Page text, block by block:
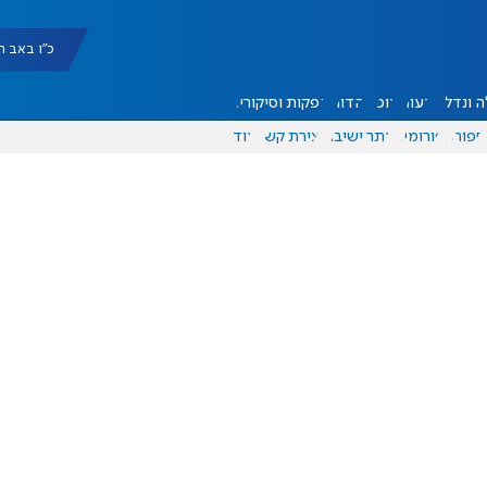
כ"ו באב
ונדל"ן דעות אוכל יהדות הפקות וסיקורים
ספורט פורומים אתר ישיבה יצירת קשר עוד